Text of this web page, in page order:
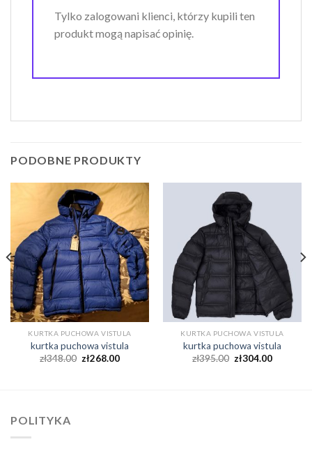
Tylko zalogowani klienci, którzy kupili ten
produkt mogą napisać opinię.
PODOBNE PRODUKTY
KURTKA PUCHOWA VISTULA
kurtka puchowa vistula
zł348.00 zł268.00
KURTKA PUCHOWA VISTULA
kurtka puchowa vistula
zł395.00 zł304.00
POLITYKA